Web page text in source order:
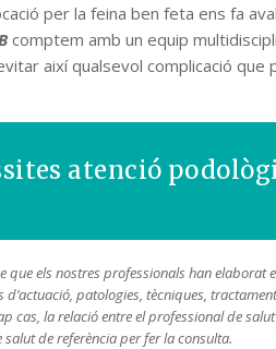
per la feina ben feta ens fa
comptem amb un equip
així qualsevol complicació
atenció
que els nostres professionals han
patologies, tècniques,
cas, la relació entre el professional de
de referència per fer la consulta.